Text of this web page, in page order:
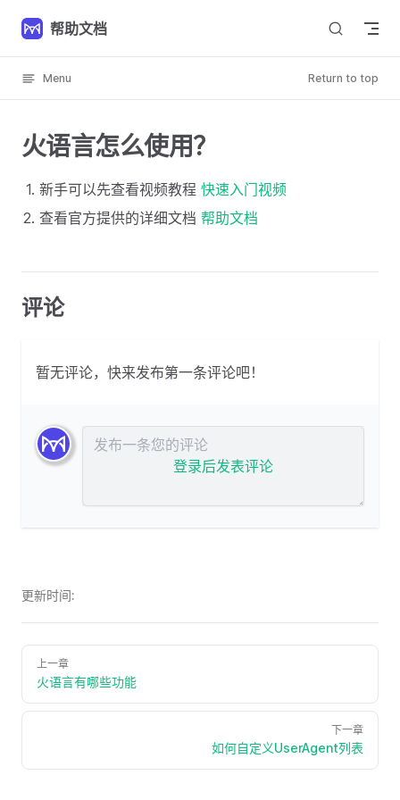
Skip to content
帮助文档
Menu Return to top
火语言怎么使用？
新手可以先查看视频教程 快速入门视频
查看官方提供的详细文档 帮助文档
评论
暂无评论，快来发布第一条评论吧！
发布评论
登录后发表评论
更新时间:
上一章
火语言有哪些功能
下一章
如何自定义UserAgent列表